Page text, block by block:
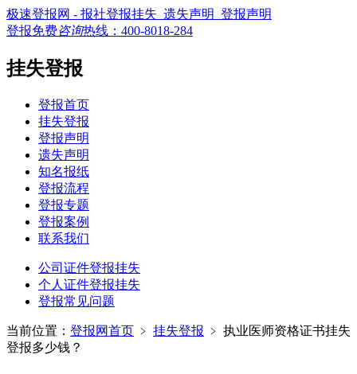
极速登报网 - 报社登报挂失_遗失声明_登报声明
登报免费咨询热线： 400-8018-284
挂失登报
登报首页
挂失登报
登报声明
遗失声明
知名报纸
登报流程
登报专题
登报案例
联系我们
公司证件登报挂失
个人证件登报挂失
登报常见问题
当前位置： 登报网首页 ﹥ 挂失登报 ﹥ 执业医师资格证书挂失
登报多少钱？